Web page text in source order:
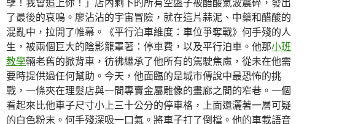
了最後的哀鳴。廖沾沾的宇宙冒險，就在這片蒜泥、中藥和醋酸的
混亂中，拉開了帷幕。《平行泊車維度：車位爭奪戰》何手殘的人
生，被兩個巨大的陰影籠罩著：停車費，以及平行泊車。他那小班
教學輛老舊的掀背車，彷彿繼承了他所有的駕駛焦慮，從未在他需
要時提供過任何幫助。今天，他面臨的是城市傳說中最恐怖的挑
戰，一條夾在理髮店與一間專賣金屬雕像的畫廊之間的窄巷。一個
看起來比他車子尺寸小上三十公分的停車格，上面還灑著一層可疑
的白色粉末。何手殘深吸一口氣。將車子打了倒檔。他的車載語音